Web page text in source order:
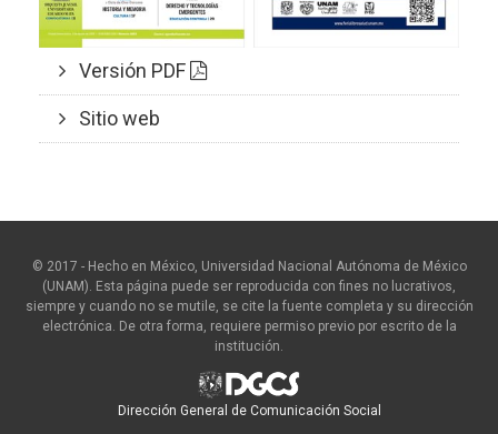
Versión PDF
Sitio web
© 2017 - Hecho en México, Universidad Nacional Autónoma de México
(UNAM). Esta página puede ser reproducida con fines no lucrativos,
siempre y cuando no se mutile, se cite la fuente completa y su dirección
electrónica. De otra forma, requiere permiso previo por escrito de la
institución.
Dirección General de Comunicación Social